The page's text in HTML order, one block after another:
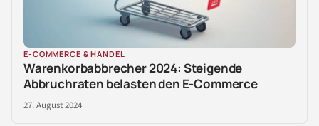
E-COMMERCE & HANDEL
Warenkorbabbrecher 2024: Steigende
Abbruchraten belasten den E-Commerce
27. August 2024